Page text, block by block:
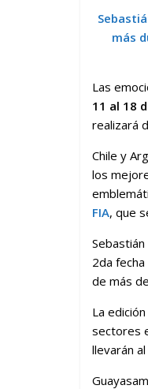
más
Las
11 al 18
realizará
Chile y
los
FIA, que
2da
de más de
La
sectores
llevarán